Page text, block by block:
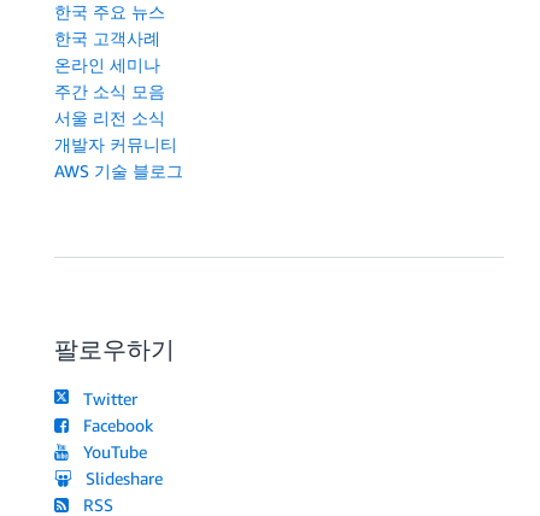
한국 주요 뉴스
한국 고객사례
온라인 세미나
주간 소식 모음
서울 리전 소식
개발자 커뮤니티
AWS 기술 블로그
팔로우하기
Twitter
Facebook
YouTube
Slideshare
RSS